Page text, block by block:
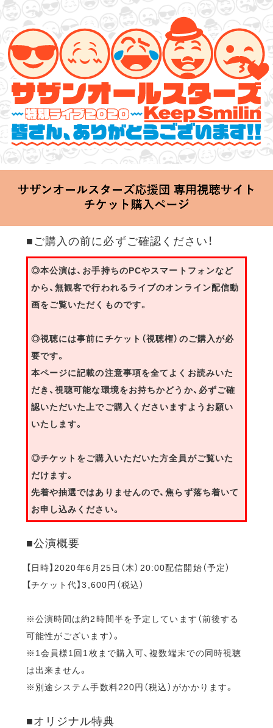
サザンオールスターズ 特別ライブ 2020
「Keep Smilin’～皆さん、ありがとうございます!!～」
2020.06.25 Thu 20:00 Start at 横浜アリーナ
■ご購入の前に必ずご確認ください！
◎本公演は、お手持ちのPCやスマートフォンなど
から、無観客で行われるライブのオンライン配信動
画をご覧いただくものです。
◎視聴には事前にチケット（視聴権）のご購入が必
要です。
本ページに記載の注意事項を全てよくお読みいた
だき、視聴可能な環境をお持ちかどうか、必ずご確
認いただいた上でご購入くださいますようお願い
いたします。
◎チケットをご購入いただいた方全員がご覧いた
だけます。
先着や抽選ではありませんので、焦らず落ち着いて
お申し込みください。
■公演概要
【日時】2020年6月25日（木）20:00配信開始（予定）
【チケット代】3,600円（税込）
※公演時間は約2時間半を予定しています（前後する
可能性がございます）。
※1会員様1回1枚まで購入可、複数端末での同時視聴
は出来ません。
※別途システム手数料220円（税込）がかかります。
■オリジナル特典